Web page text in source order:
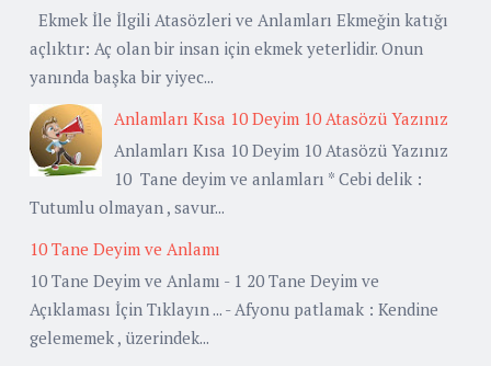
Ekmek İle İlgili Atasözleri ve Anlamları Ekmeğin katığı
açlıktır: Aç olan bir insan için ekmek yeterlidir. Onun
yanında başka bir yiyec...
Anlamları Kısa 10 Deyim 10 Atasözü Yazınız
Anlamları Kısa 10 Deyim 10 Atasözü Yazınız
10 Tane deyim ve anlamları * Cebi delik :
Tutumlu olmayan , savur...
10 Tane Deyim ve Anlamı
10 Tane Deyim ve Anlamı - 1 20 Tane Deyim ve
Açıklaması İçin Tıklayın ... - Afyonu patlamak : Kendine
gelememek , üzerindek...